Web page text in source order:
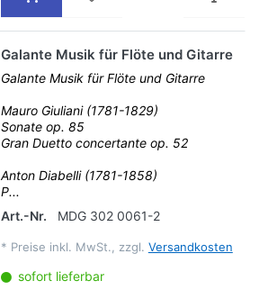
Galante Musik für Flöte und Gitarre
Galante Musik für Flöte und Gitarre
Mauro Giuliani (1781-1829)
Sonate op. 85
Gran Duetto concertante op. 52
Anton Diabelli (1781-1858)
P...
Art.-Nr.
MDG 302 0061-2
* Preise inkl. MwSt., zzgl. Versandkosten
sofort lieferbar